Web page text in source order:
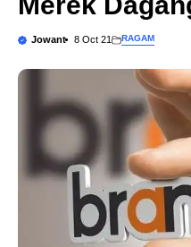
Jowant 8 Oct 21 RAGAM